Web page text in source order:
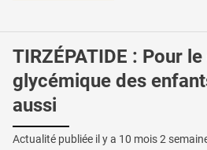
TIRZÉPATIDE : Pour
glycémique des
aussi
Actualité publiée il y a 10 mois 2